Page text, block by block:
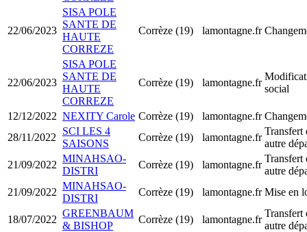
22/06/2023
SISA POLE
SANTE DE
HAUTE
CORREZE
Corrèze (19) lamontagne.fr
22/06/2023
SISA POLE
SANTE DE
HAUTE
CORREZE
Corrèze (19) lamontagne.fr
social
12/12/2022 NEXITY Carole Corrèze (19) lamontagne.fr
28/11/2022
SCI LES 4
SAISONS
Corrèze (19) lamontagne.fr
Transfert
autre
21/09/2022
MINAHSAO-
DISTRI
Corrèze (19) lamontagne.fr
Transfert
autre
21/09/2022
MINAHSAO-
DISTRI
Corrèze (19) lamontagne.fr Mise en
18/07/2022
GREENBAUM
& BISHOP
Corrèze (19) lamontagne.fr
Transfert
autre